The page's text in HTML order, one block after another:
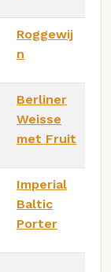
Roggewij
n
Berliner
Weisse
met Fruit
Imperial
Baltic
Porter